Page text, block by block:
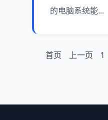
的电脑系统能...
首页 上一页 1